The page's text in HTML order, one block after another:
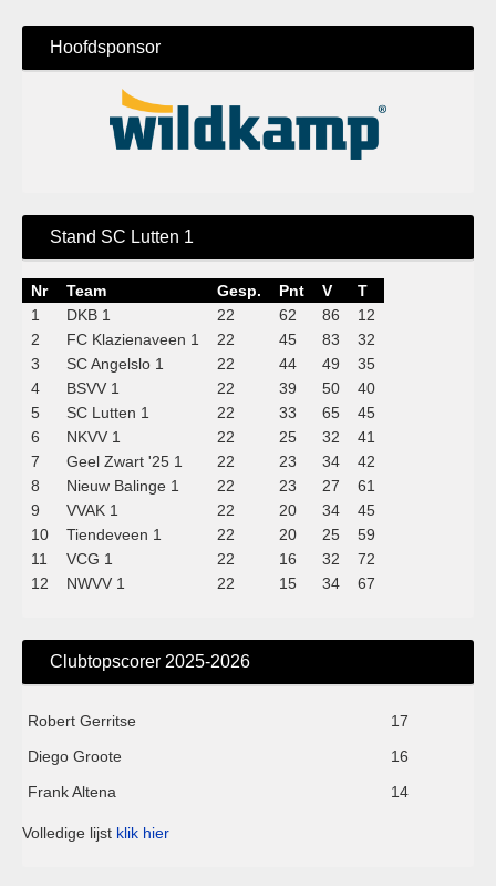
Hoofdsponsor
Stand SC Lutten 1
Nr Team Gesp. Pnt V
T
1
DKB 1 22 62 86
12
2
FC Klazienaveen 1 22 45 83
32
3
SC Angelslo 1 22 44 49
35
4
BSVV 1 22 39 50
40
5
SC Lutten 1 22 33 65
45
6
NKVV 1 22 25 32
41
7
Geel Zwart '25 1 22 23 34
42
8
Nieuw Balinge 1 22 23 27
61
9
VVAK 1 22 20 34
45
10
Tiendeveen 1 22 20 25
59
11
VCG 1 22 16 32
72
12
NWVV 1 22 15 34 67
Clubtopscorer 2025-2026
Robert Gerritse
17
Diego Groote
16
Frank Altena
14
Volledige lijst klik hier